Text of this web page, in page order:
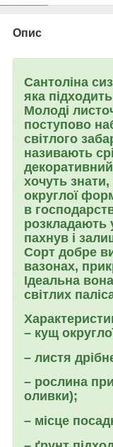
Опис
Сантоліна
яка
Молоді
поступово
світлого
називають
хочуть знати,
округлої
в
пахнув і
Сорт добре
вазонах,
Ідеальна
світлих
– кущ
– листя
– рослина
оливки);
– місце